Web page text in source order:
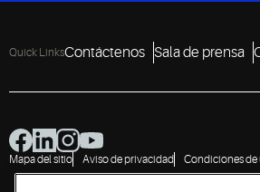
Quick LinksContáctenos Sala de prensa
Mapa del sitio Aviso de privacidad Condiciones de